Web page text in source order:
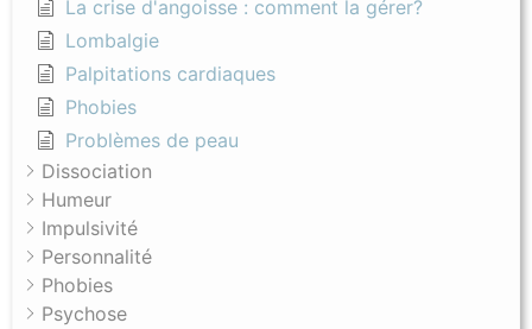
La crise d'angoisse : comment la gérer?
Lombalgie
Palpitations cardiaques
Phobies
Problèmes de peau
Dissociation
Humeur
Impulsivité
Personnalité
Phobies
Psychose